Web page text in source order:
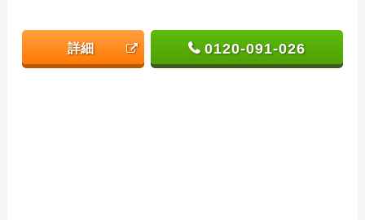
詳細 0120-091-026